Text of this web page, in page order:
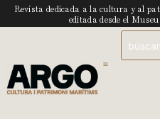
Revista dedicada a la cultura y al
editada desde el